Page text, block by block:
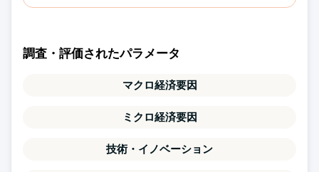
調査・評価されたパラメータ
マクロ経済要因
ミクロ経済要因
技術・イノベーション